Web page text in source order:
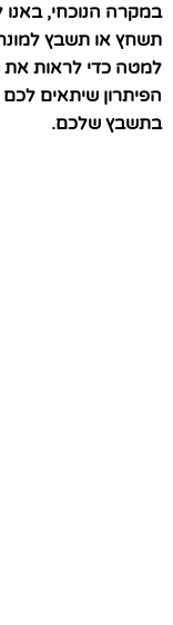
במקרה הנוכחי,
תשחץ או תשבץ
למטה כדי לראות את
הפיתרון שיתאים
בתשבץ שלכם.